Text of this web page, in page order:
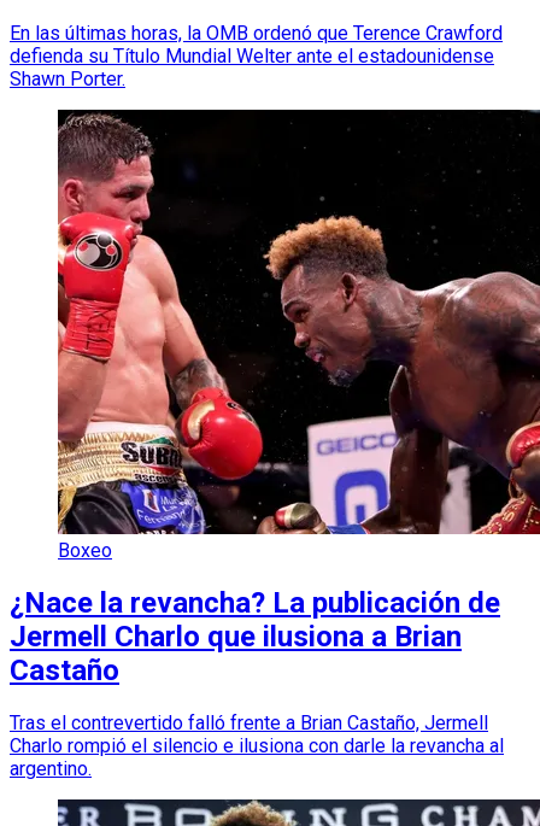
En las últimas horas, la OMB ordenó que Terence Crawford
defienda su Título Mundial Welter ante el estadounidense
Shawn Porter.
Boxeo
¿Nace la revancha? La publicación de
Jermell Charlo que ilusiona a Brian
Castaño
Tras el contrevertido falló frente a Brian Castaño, Jermell
Charlo rompió el silencio e ilusiona con darle la revancha al
argentino.